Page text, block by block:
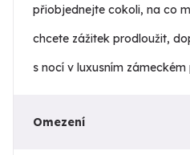
přiobjednejte cokoli, na co
chcete zážitek prodloužit,
s nocí v luxusním zámeckém
Omezení